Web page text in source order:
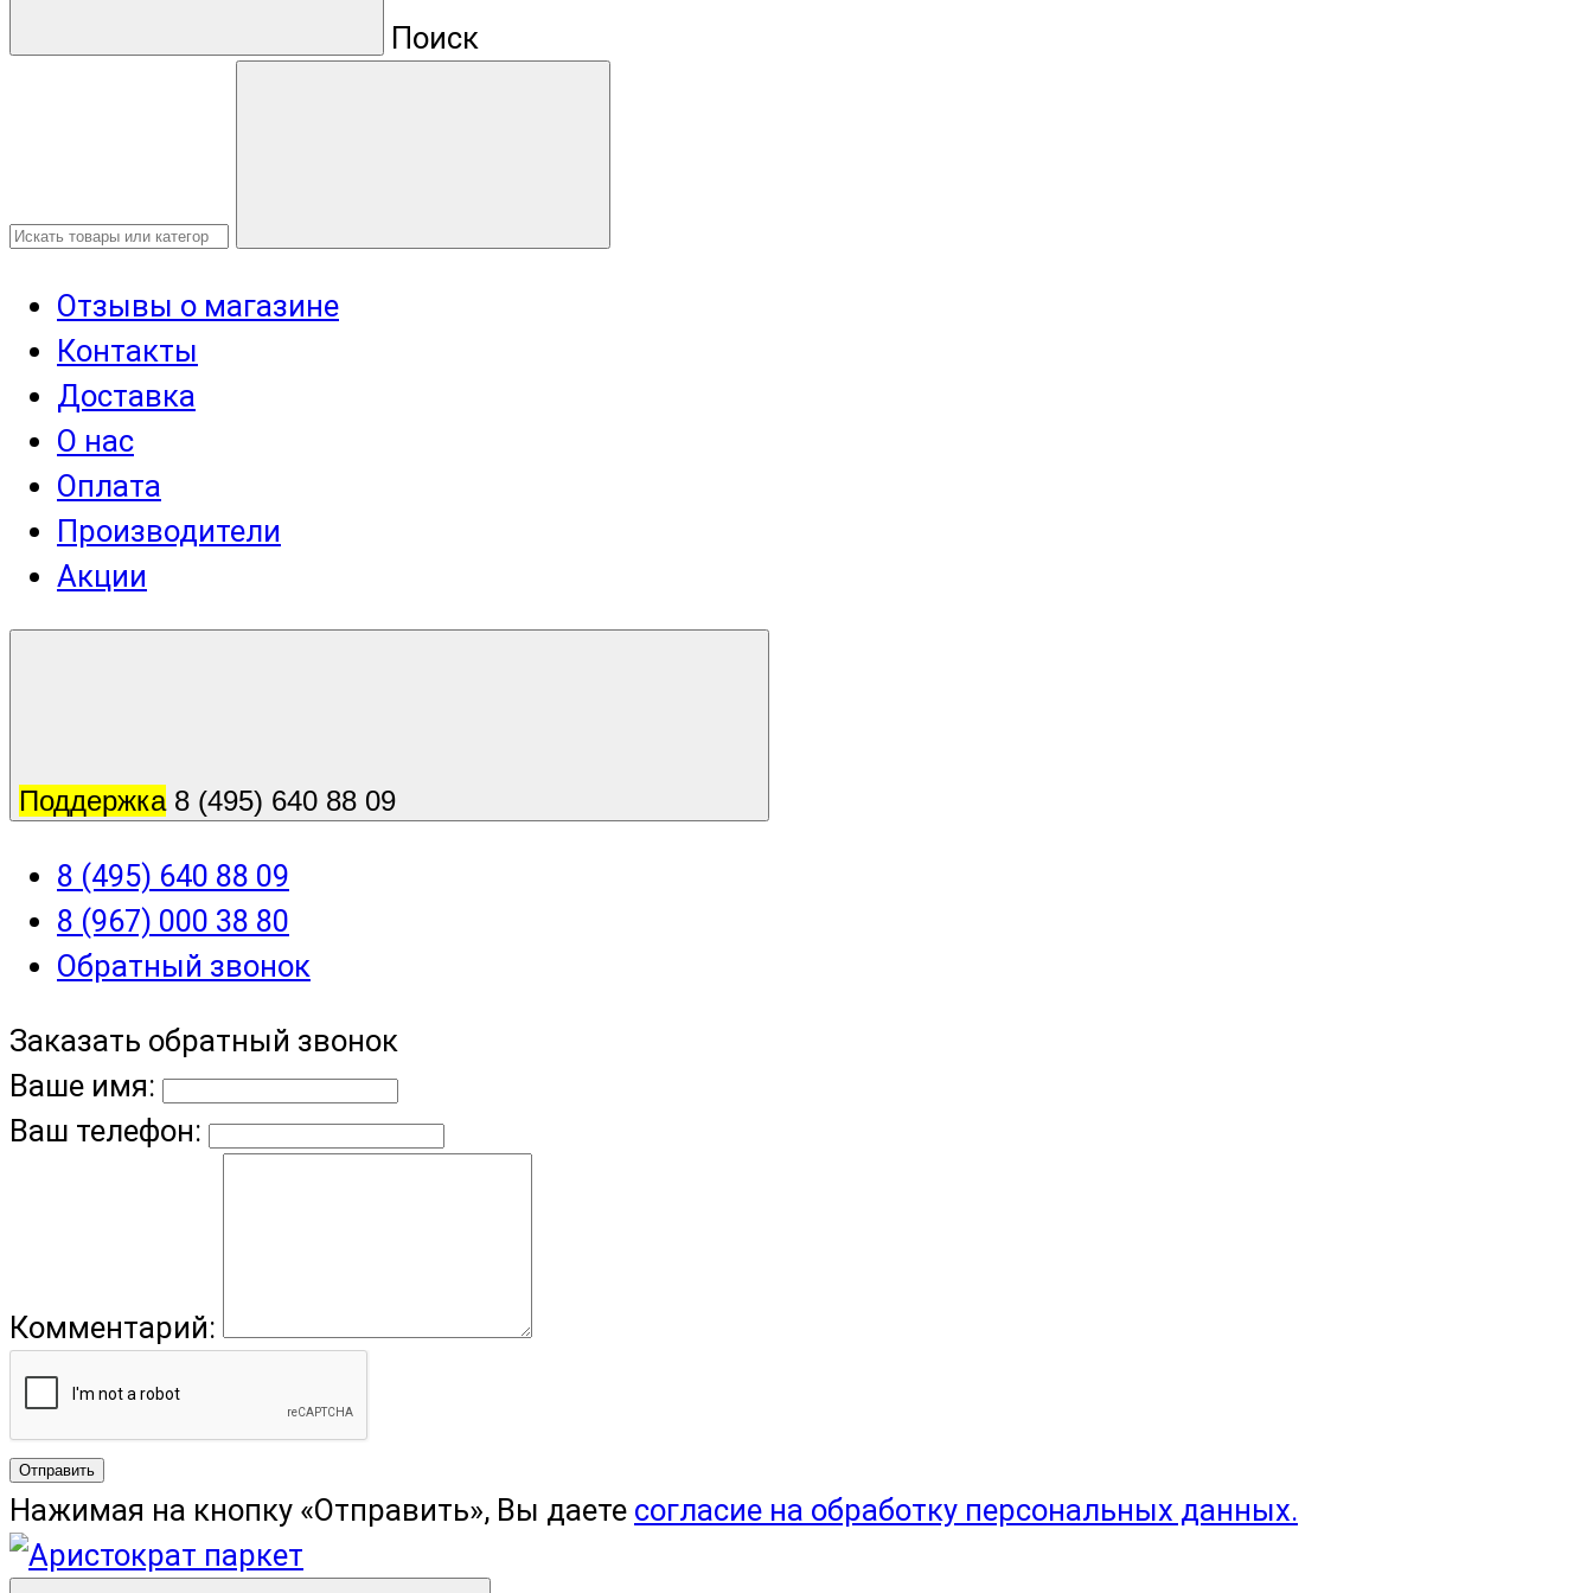
Поиск
Отзывы о магазине
Контакты
Доставка
О нас
Оплата
Производители
Акции
Поддержка8 (495) 640 88 09
8 (495) 640 88 09
8 (967) 000 38 80
Обратный звонок
Заказать обратный звонок
Ваше имя:
Ваш телефон:
Комментарий:
Отправить
Нажимая на кнопку «Отправить», Вы даете согласие на обработку персональных данных.